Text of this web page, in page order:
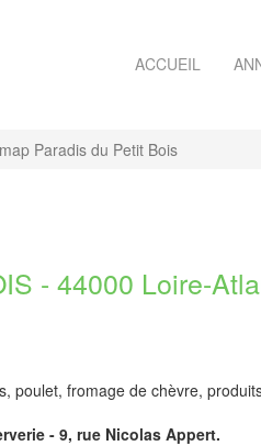
ACCUEIL
Paradis du Petit Bois
- 44000 Loire-
poulet, fromage de chèvre,
- 9, rue Nicolas Appert.